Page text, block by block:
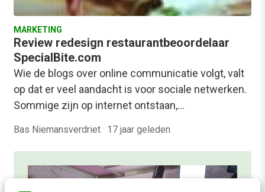
MARKETING
Review redesign restaurantbeoordelaar
SpecialBite.com
Wie de blogs over online communicatie volgt, valt
op dat er veel aandacht is voor sociale netwerken.
Sommige zijn op internet ontstaan,…
Bas Niemansverdriet · 17 jaar geleden